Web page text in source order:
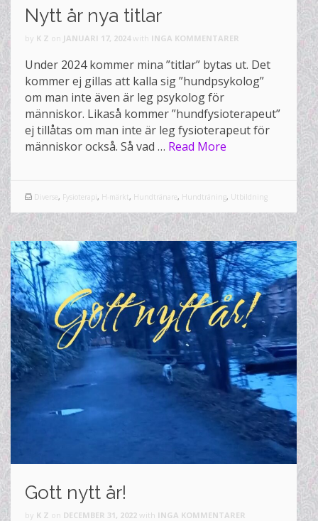
Nytt år nya titlar
by K Z on JANUARI 17, 2024 with INGA KOMMENTARER
Under 2024 kommer mina ”titlar” bytas ut. Det
kommer ej gillas att kalla sig ”hundpsykolog”
om man inte även är leg psykolog för
människor. Likaså kommer ”hundfysioterapeut”
ej tillåtas om man inte är leg fysioterapeut för
människor också. Så vad … Read More
Diverse, Fysioterapi, H-märkt , Hundtränare, Hundträning, Utbildning
Gott nytt år!
by K Z on DECEMBER 31, 2022 with INGA KOMMENTARER